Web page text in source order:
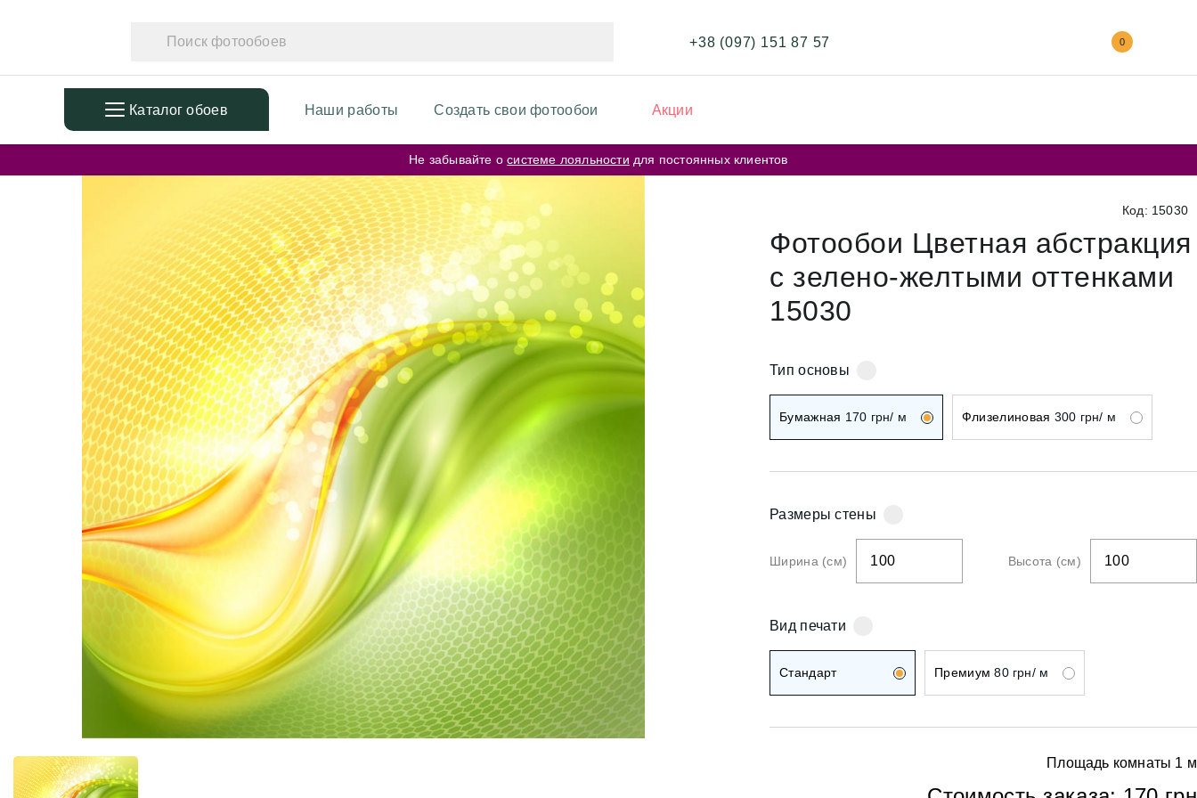
+38 (097) 151 87 57 0
Каталог обоев
Фотообои в детскую
Дизайнерские листья
3D Фотообои
Фотообои расширяющие
пространство
Фотообои простые линии
ТЕМАТИКИ ФОТООБОЕВ
Фотообои перья
Фотообои карта мира
Фотообои кирпичная стена
Фотообои космос
Фотообои города
Дизайнерские цветы
Фотообои арт
Фотообои деревья
Фотообои мемфис
Фотообои геометрия
Фотообои абстракция
Фотообои горы и лес
Фотообои золото
Фотообои разное
Бежевые фотообои
Розовые фотообои
Белые фотообои
Коричневые фотообои
Зеленые фотообои
Голубые фотообои
Наши работы Создать свои фотообои Акции
Не забывайте осистеме лояльности для постоянных клиентов
Код: 15030
Фотообои Цветная абстракция
с зелено-желтыми оттенками
15030
Тип основы
Бумажная 170 грн/ м Флизелиновая 300 грн/ м
Размеры стены
Ширина (см) Высота (см)
Вид печати
Стандарт Премиум 80 грн/ м
Площадь комнаты 1 м